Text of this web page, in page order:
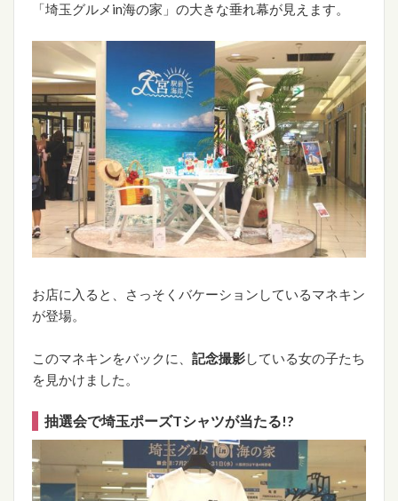
「埼玉グルメin海の家」の大きな垂れ幕が見えます。
お店に入ると、さっそくバケーションしているマネキン
が登場。
このマネキンをバックに、 記念撮影している女の子たち
を見かけました。
抽選会で埼玉ポーズTシャツが当たる!?